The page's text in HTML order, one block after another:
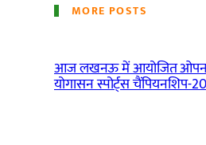
MORE POSTS
आज लखनऊ में आयोजित ओपन
योगासन स्पोर्ट्स चैंपियनशिप-